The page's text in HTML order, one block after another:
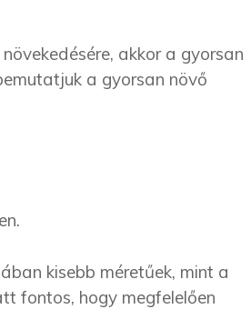
akkor a gyorsan
a gyorsan növő
kisebb méretűek, mint a
fontos, hogy megfelelően